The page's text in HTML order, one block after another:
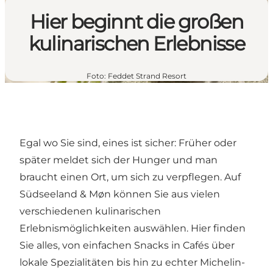
Hier beginnt die großen
kulinarischen Erlebnisse
Foto: Feddet Strand Resort
Egal wo Sie sind, eines ist sicher: Früher oder
später meldet sich der Hunger und man
braucht einen Ort, um sich zu verpflegen. Auf
Südseeland & Møn können Sie aus vielen
verschiedenen kulinarischen
Erlebnismöglichkeiten auswählen. Hier finden
Sie alles, von einfachen Snacks in Cafés über
lokale Spezialitäten bis hin zu echter Michelin-